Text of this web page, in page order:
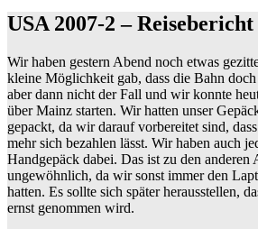
USA 2007-2 – Reisebericht
Wir haben gestern Abend noch etwas
kleine Möglichkeit gab, dass die Bahn
aber dann nicht der Fall und wir konnte
über Mainz starten. Wir hatten unser
gepackt, da wir darauf vorbereitet sind,
mehr sich bezahlen lässt. Wir haben auch
Handgepäck dabei. Das ist zu den anderen
ungewöhnlich, da wir sonst immer den
hatten. Es sollte sich später herausstellen,
ernst genommen wird.